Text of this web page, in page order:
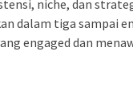
niche, dan
dalam tiga sampai
engaged dan